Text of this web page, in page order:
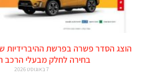
בחירה לחלק מבעלי הרכב
7 באוגוסט 2026